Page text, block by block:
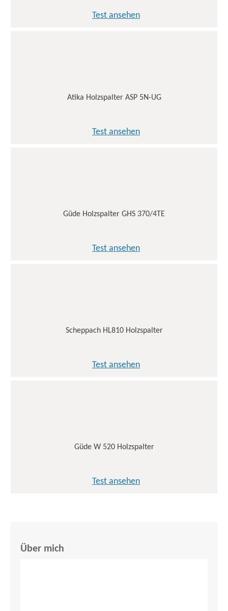
Test ansehen
Atika Holzspalter ASP 5N-UG
Test ansehen
Güde Holzspalter GHS 370/4TE
Test ansehen
Scheppach HL810 Holzspalter
Test ansehen
Güde W 520 Holzspalter
Test ansehen
Über mich